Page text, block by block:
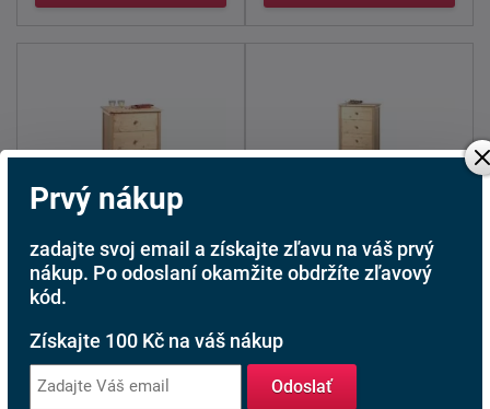
Komoda Natur III.
malá
od128,00 €
Komoda Natur V.
malá
od
Prvý nákup
zadajte svoj email a získajte zľavu na váš prvý
nákup. Po odoslaní okamžite obdržíte zľavový
kód.
Získajte 100 Kč na váš nákup
Odoslať